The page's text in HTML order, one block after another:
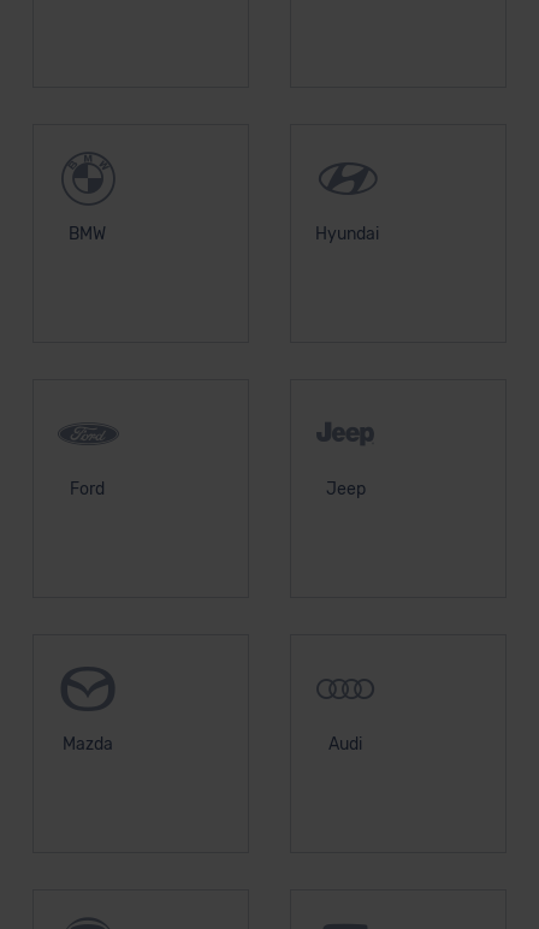
BMW Hyundai
Ford Jeep
Mazda Audi